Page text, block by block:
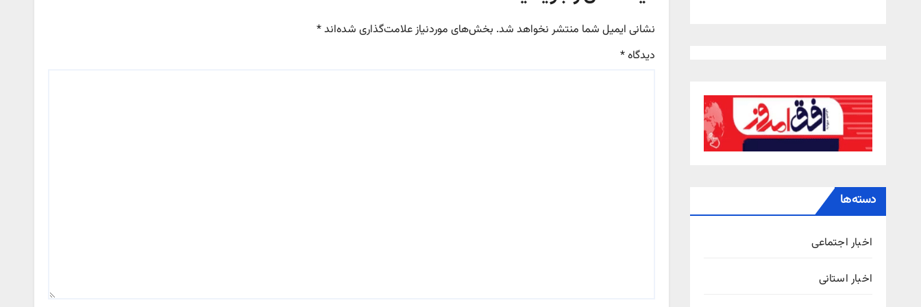
دسته‌ها
اخبار اجتماعی
اخبار استانی
نشانی ایمیل شما منتشر نخواهد شد. بخش‌های موردنیاز علامت‌گذاری شده‌اند*
دیدگاه*